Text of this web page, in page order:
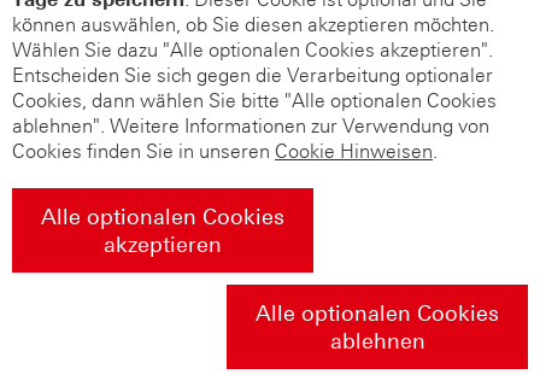
können auswählen, ob Sie diesen akzeptieren möchten.
Wählen Sie dazu "Alle optionalen Cookies akzeptieren".
Entscheiden Sie sich gegen die Verarbeitung optionaler
Cookies, dann wählen Sie bitte "Alle optionalen Cookies
ablehnen". Weitere Informationen zur Verwendung von
Cookies finden Sie in unseren Cookie Hinweisen.
Alle optionalen Cookies
akzeptieren
Alle optionalen Cookies
ablehnen